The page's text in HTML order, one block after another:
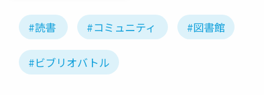
#読書 #コミュニティ #図書館
#ビブリオバトル